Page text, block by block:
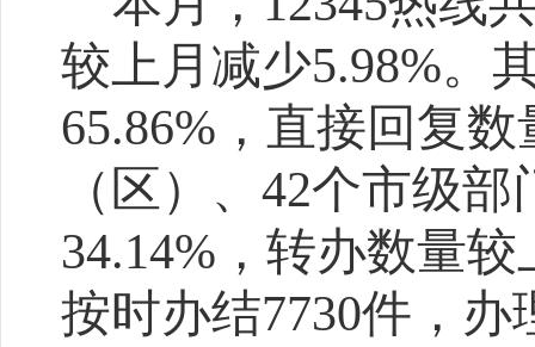
较上月减少5.98%。
65.86% ，直接回复
（区）、 42个市级部
34.14% ，转办数量
按时办结7730件，办